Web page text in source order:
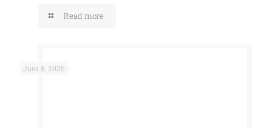
Read more
Juni 8, 2026